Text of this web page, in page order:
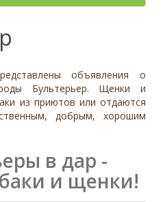
Крупный
объявления о
Бультерьер. Щенки и
из приютов или отдаются
добрым, хорошим
в дар -
и щенки!